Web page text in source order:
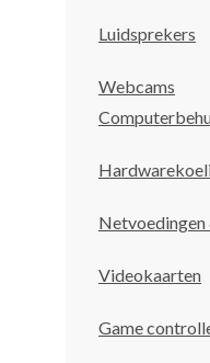
Luidsprekers
Webcams
Netvoedingen
Videokaarten
Game